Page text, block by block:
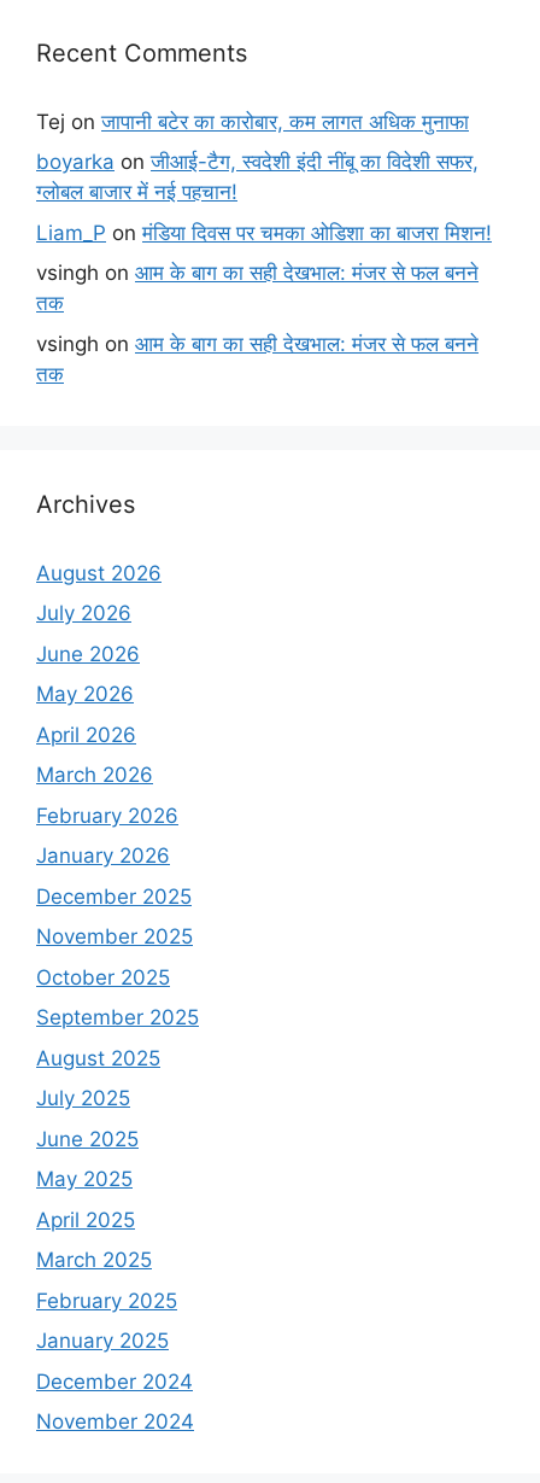
Recent Comments
Tej onजापानी बटेर का कारोबार, कम लागत अधिक मुनाफा
boyarka onजीआई-टैग, स्वदेशी इंदी नींबू का विदेशी सफर,
ग्लोबल बाजार में नई पहचान!
Liam_P onमंडिया दिवस पर चमका ओडिशा का बाजरा मिशन!
vsingh on आम के बाग का सही देखभाल: मंजर से फल बनने
तक
vsingh on आम के बाग का सही देखभाल: मंजर से फल बनने
तक
Archives
August 2026
July 2026
June 2026
May 2026
April 2026
March 2026
February 2026
January 2026
December 2025
November 2025
October 2025
September 2025
August 2025
July 2025
June 2025
May 2025
April 2025
March 2025
February 2025
January 2025
December 2024
November 2024